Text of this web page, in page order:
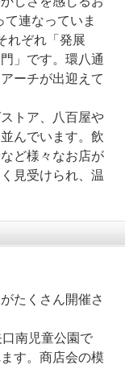
連なっていま
れぞれ「発展
」です。環八通
ーチが出迎えて
トア、八百屋や
んでいます。飲
ど様々なお店が
見受けられ、温
たくさん開催さ
南児童公園で
す。商店会の模